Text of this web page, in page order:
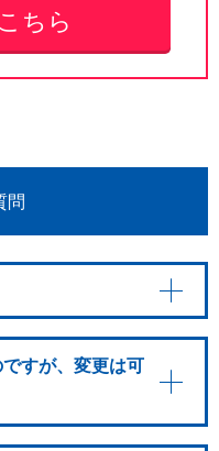
ちら
問
すが、変更は可